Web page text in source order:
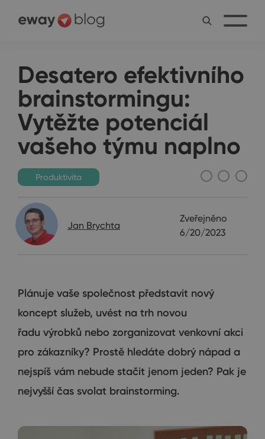
Desatero efektivního
brainstormingu:
Vytěžte potenciál
vašeho týmu naplno
Produktivita
Jan Brychta
Zveřejněno
6/20/2023
Plánuje vaše společnost představit nový
koncept služeb, uvést na trh novou
řadu výrobků nebo zorganizovat venkovní akci
pro zákazníky? Prostě hledáte dobrý nápad a
nejspíš vám nebude stačit jenom jeden? Pak je
nejvyšší čas svolat brainstorming.